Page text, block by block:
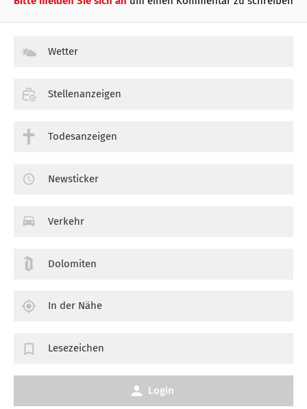
Wetter
Stellenanzeigen
Todesanzeigen
Newsticker
Verkehr
Dolomiten
In der Nähe
Lesezeichen
Login